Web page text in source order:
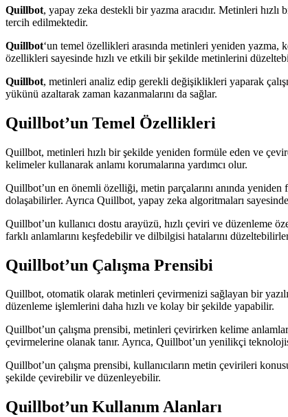
Quillbot, yapay zeka destekli bir yazma aracıdır. Metinleri
tercih edilmektedir.
Quillbot‘un temel özellikleri arasında metinleri yeniden
özellikleri sayesinde hızlı ve etkili bir şekilde metinlerini
Quillbot, metinleri analiz edip gerekli değişiklikleri yaparak
yükünü azaltarak zaman kazanmalarını da sağlar.
Quillbot’un Temel Özellikleri
Quillbot, metinleri hızlı bir şekilde yeniden formüle eden ve
kelimeler kullanarak anlamı korumalarına yardımcı olur.
Quillbot’un en önemli özelliği, metin parçalarını anında
dolaşabilirler. Ayrıca Quillbot, yapay zeka algoritmaları
Quillbot’un kullanıcı dostu arayüzü, hızlı çeviri ve düzenleme
farklı anlamlarını keşfedebilir ve dilbilgisi hatalarını
Quillbot’un Çalışma Prensibi
Quillbot, otomatik olarak metinleri çevirmenizi sağlayan bir
düzenleme işlemlerini daha hızlı ve kolay bir şekilde yapabilir.
Quillbot’un çalışma prensibi, metinleri çevirirken kelime
çevirmelerine olanak tanır. Ayrıca, Quillbot’un yenilikçi
Quillbot’un çalışma prensibi, kullanıcıların metin çevirileri
şekilde çevirebilir ve düzenleyebilir.
Quillbot’un Kullanım Alanları